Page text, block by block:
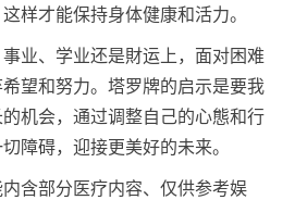
样才能保持身体健康和活力。
业、学业还是財运上，面对困难
望和努力。塔罗牌的启示是要我
机会，通过调整自己的心態和行
障碍，迎接更美好的未来。
含部分医疗内容、仅供参考娱